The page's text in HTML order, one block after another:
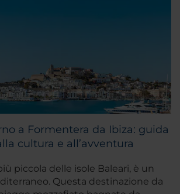
a Formentera da Ibiza: guida
cultura e all’avventura
piccola delle isole Baleari, è un
Questa destinazione da